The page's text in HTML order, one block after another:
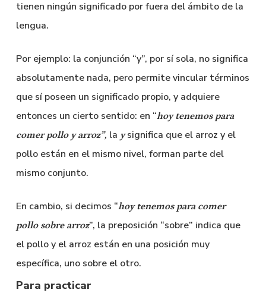
tienen ningún significado por fuera del ámbito de la
lengua.
Por ejemplo: la conjunción “y”, por sí sola, no significa
absolutamente nada, pero permite vincular términos
que sí poseen un significado propio, y adquiere
entonces un cierto sentido: en “hoy tenemos para
comer pollo y arroz”, la ysignifica que el arroz y el
pollo están en el mismo nivel, forman parte del
mismo conjunto.
En cambio, si decimos “hoy tenemos para comer
pollo sobre arroz”, la preposición “sobre” indica que
el pollo y el arroz están en una posición muy
específica, uno sobre el otro.
Para practicar